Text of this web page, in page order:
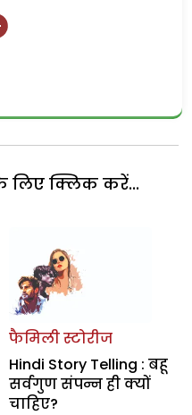
लिए क्लिक करें...
फैमिली स्टोरीज
Hindi Story Telling : बहू
सर्वगुण संपन्न ही क्यों
चाहिए?